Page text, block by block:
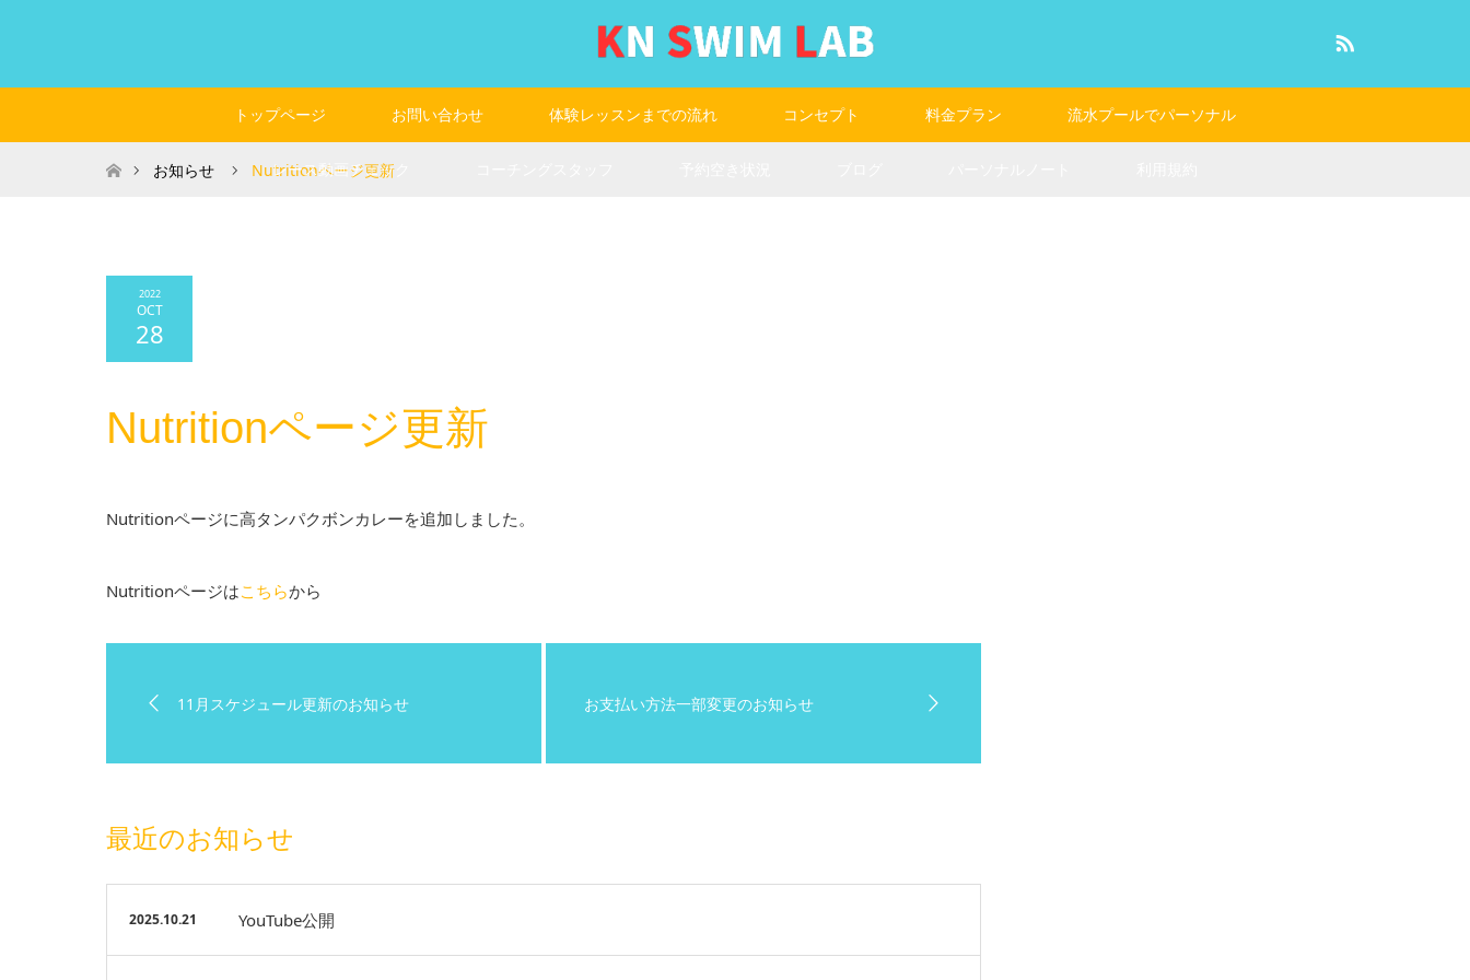
トップページ お問い合わせ 体験レッスンまでの流れ コンセプト 料金プラン 流水プールでパーソナル
レース動画チェック
ホームお知らせ Nutritionページ更新
2022
OCT
28
Nutritionページ更新
Nutritionページに高タンパクボンカレーを追加しました。
Nutritionページはこちらから
11月スケジュール更新のお知らせ お支払い方法一部変更のお知らせ
最近のお知らせ
2025.10.21 YouTube公開